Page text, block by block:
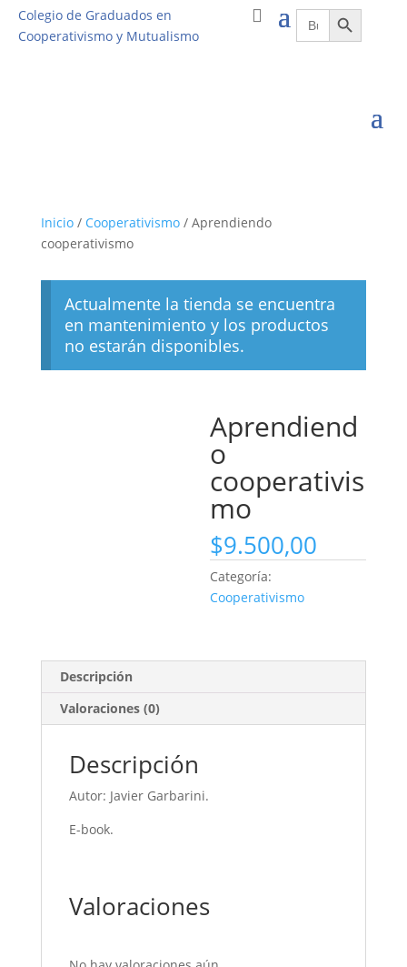
Colegio de Graduados en
Cooperativismo y Mutualismo
Buscar:Botón de búsqueda
Inicio/ Cooperativismo/ Aprendiendo
cooperativismo
Actualmente la tienda se encuentra
en mantenimiento y los productos
no estarán disponibles.
Aprendiend
o
cooperativis
mo
$9.500,00
Categoría:
Cooperativismo
Descripción
Valoraciones (0)
Descripción
Autor: Javier Garbarini.
E-book.
Valoraciones